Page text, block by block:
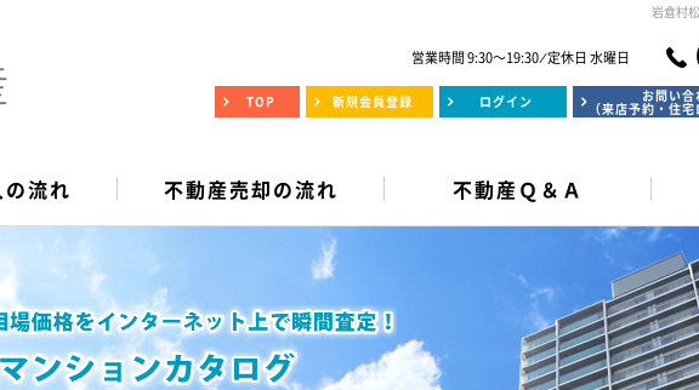
岩倉村
営業時間 9:30～19:30 ⁄ 定休日 水曜日
TOP 新規会員登録 ログイン お問い合
（来店予約・住宅
流れ 不動産売却の流れ 不動産Ｑ＆Ａ